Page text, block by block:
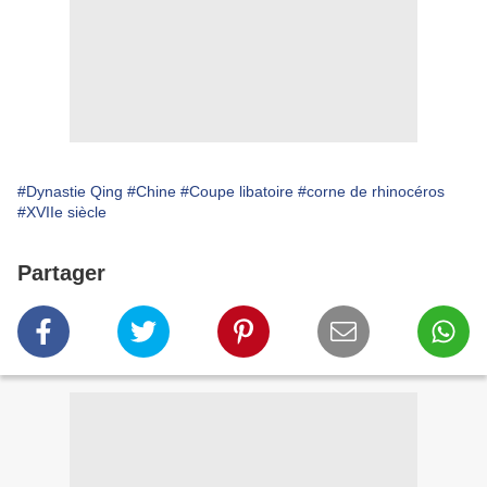
#Dynastie Qing #Chine #Coupe libatoire #corne de rhinocéros
#XVIIe siècle
Partager